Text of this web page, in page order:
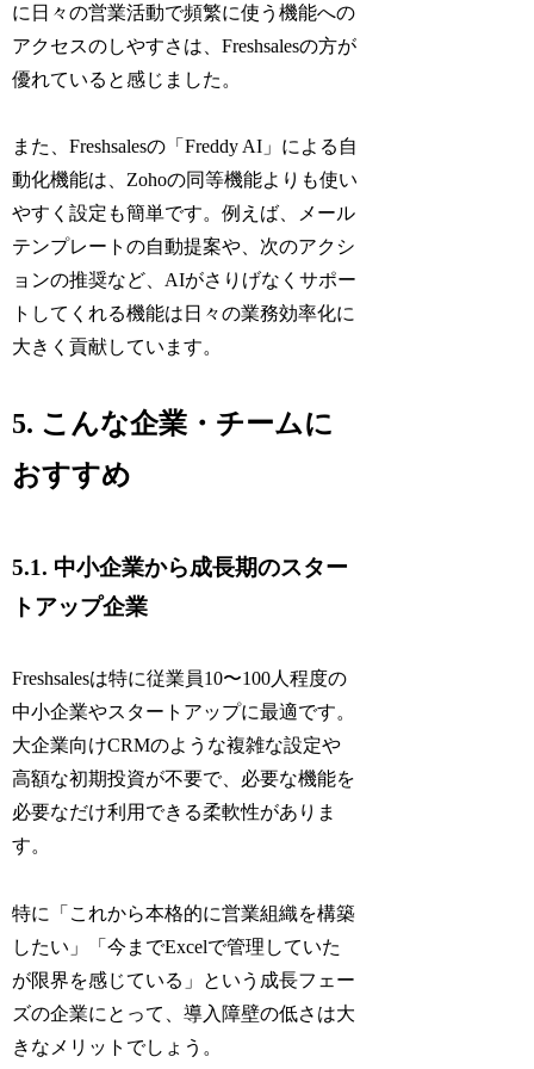
に日々の営業活動で頻繁に使う機能への
アクセスのしやすさは、Freshsalesの方が
優れていると感じました。
また、Freshsalesの「Freddy AI」による自
動化機能は、Zohoの同等機能よりも使い
やすく設定も簡単です。例えば、メール
テンプレートの自動提案や、次のアクシ
ョンの推奨など、AIがさりげなくサポー
トしてくれる機能は日々の業務効率化に
大きく貢献しています。
5. こんな企業・チームに
おすすめ
5.1. 中小企業から成長期のスター
トアップ企業
Freshsalesは特に従業員10〜100人程度の
中小企業やスタートアップに最適です。
大企業向けCRMのような複雑な設定や
高額な初期投資が不要で、必要な機能を
必要なだけ利用できる柔軟性がありま
す。
特に「これから本格的に営業組織を構築
したい」「今までExcelで管理していた
が限界を感じている」という成長フェー
ズの企業にとって、導入障壁の低さは大
きなメリットでしょう。